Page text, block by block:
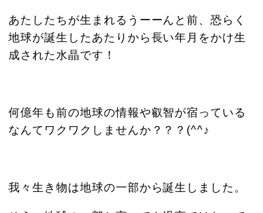
あたしたちが生まれるうーーんと前、恐らく
地球が誕生したあたりから長い年月をかけ生
成された水晶です！
何億年も前の地球の情報や叡智が宿っている
なんてワクワクしませんか？？？(^^♪
我々生き物は地球の一部から誕生しました。